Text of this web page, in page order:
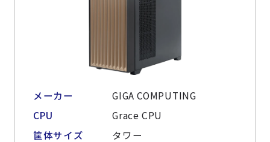
メーカー
GIGA COMPUTING
CPU
Grace CPU
筐体サイズ
タワー